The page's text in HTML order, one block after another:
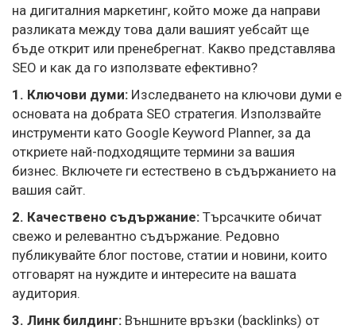
на дигиталния маркетинг, който може да направи
разликата между това дали вашият уебсайт ще
бъде открит или пренебрегнат. Какво представлява
SEO и как да го използвате ефективно?
1. Ключови думи: Изследването на ключови думи е
основата на добрата SEO стратегия. Използвайте
инструменти като Google Keyword Planner, за да
откриете най-подходящите термини за вашия
бизнес. Включете ги естествено в съдържанието на
вашия сайт.
2. Качествено съдържание: Търсачките обичат
свежо и релевантно съдържание. Редовно
публикувайте блог постове, статии и новини, които
отговарят на нуждите и интересите на вашата
аудитория.
3. Линк билдинг: Външните връзки (backlinks) от